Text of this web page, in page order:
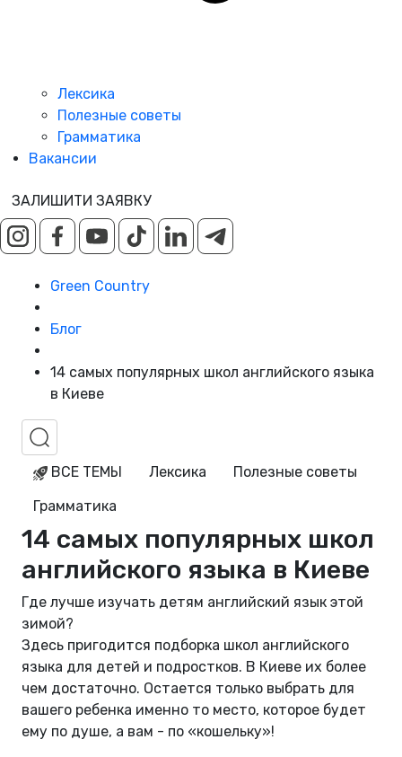
Лексика
Полезные советы
Грамматика
Вакансии
ЗАЛИШИТИ ЗАЯВКУ
Green Country
Блог
14 самых популярных школ английского языка
в Киеве
ВСЕ ТЕМЫ Лексика
Полезные советы
Грамматика
14 самых популярных школ
английского языка в Киеве
Где лучше изучать детям английский язык этой
зимой?
Здесь пригодится подборка школ английского
языка для детей и подростков. В Киеве их более
чем достаточно. Остается только выбрать для
вашего ребенка именно то место, которое будет
ему по душе, а вам - по «кошельку»!